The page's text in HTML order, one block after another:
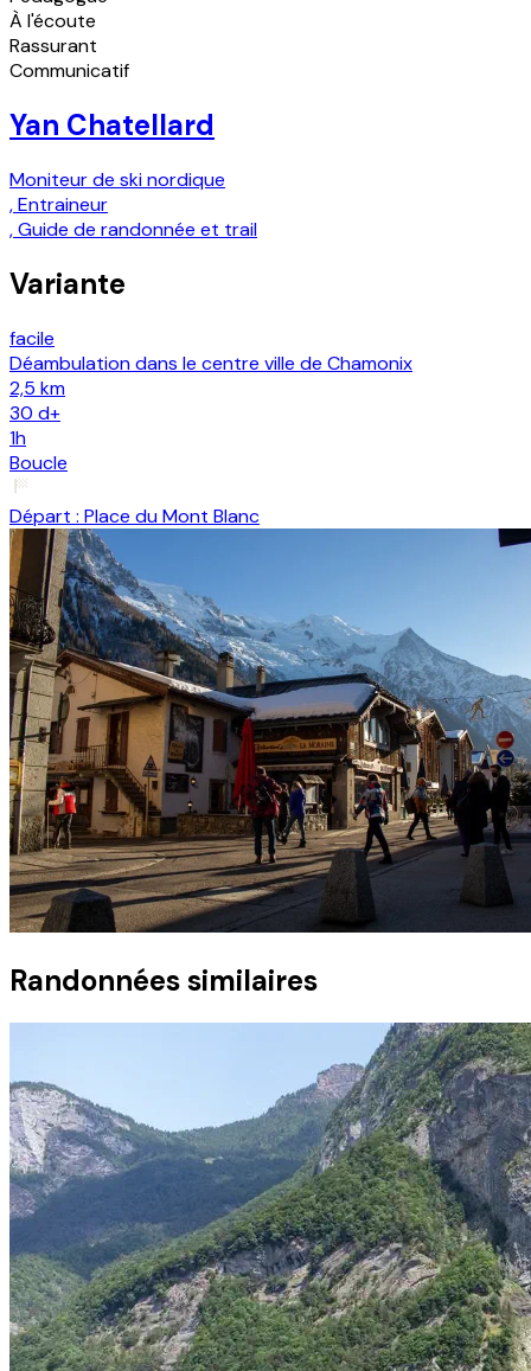
À l'écoute
Rassurant
Communicatif
Yan Chatellard
Moniteur de ski nordique
,Entraineur
,Guide de randonnée et trail
Variante
facile
Déambulation dans le centre ville de Chamonix
2,5 km
30 d+
1h
Boucle
Départ : Place du Mont Blanc
Randonnées similaires